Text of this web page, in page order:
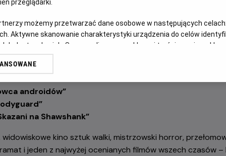
nigdy wcześniej nie była szeroko dostępna w polskich
szansa, aby zobaczyć je właśnie w kinie. W repertuarze
znalazły się:
smoka”
androidów”
na Shawshank”
kino sztuk walki, mistrzowski horror,
i jeden z najwyżej ocenianych filmów wszech czasów
przeglądarki.
możemy przetwarzać dane osobowe w następujących celach:
Aktywne skanowanie charakterystyki urządzenia do celów
dostęp do nich. Spersonalizowane reklamy i treści, pomiar reklam